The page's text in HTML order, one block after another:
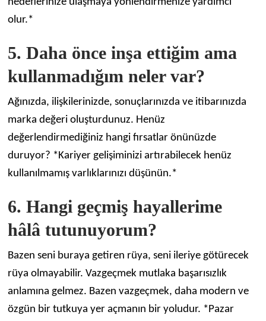
olur.*
5. Daha önce inşa ettiğim ama
kullanmadığım neler var?
Ağınızda, ilişkilerinizde, sonuçlarınızda ve itibarınızda
marka değeri oluşturdunuz. Henüz
değerlendirmediğiniz hangi fırsatlar önünüzde
duruyor? *Kariyer gelişiminizi artırabilecek henüz
kullanılmamış varlıklarınızı düşünün.*
6. Hangi geçmiş hayallerime
hâlâ tutunuyorum?
Bazen seni buraya getiren rüya, seni ileriye götürecek
rüya olmayabilir. Vazgeçmek mutlaka başarısızlık
anlamına gelmez. Bazen vazgeçmek, daha modern ve
özgün bir tutkuya yer açmanın bir yoludur. *Pazar